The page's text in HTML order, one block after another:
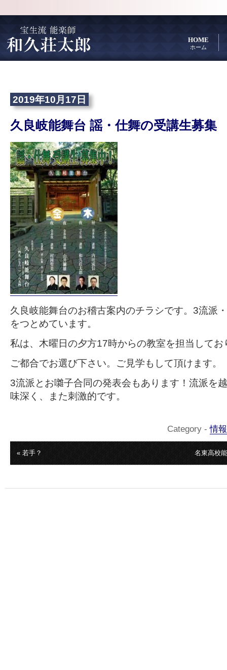
HOME
ホーム
2019年10月17日
久良岐能舞台 謡・仕舞の受講生募集
久良岐能舞台のお稽古案内のチラシです。3流派
をつとめています。
私は、木曜日の夕方17時からの教室を担当してお
ご都合でお選び下さい。ご見学もして頂けます。
3流派とお囃子合同の発表会もあります！流派を
味深く、また刺激的です。
Category -情報
« 若手？ 名東高校